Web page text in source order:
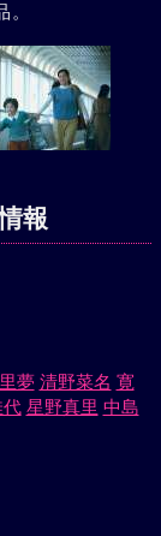
報
夢 清野菜名 寛
代 星野真里 中島